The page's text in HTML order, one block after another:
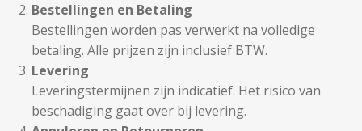
Bestellingen en Betaling
Bestellingen worden pas verwerkt na volledige
betaling. Alle prijzen zijn inclusief BTW.
Levering
Leveringstermijnen zijn indicatief. Het risico van
beschadiging gaat over bij levering.